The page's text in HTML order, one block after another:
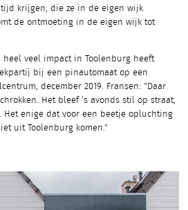
krijgen, die ze in de eigen wijk
de ontmoeting in de eigen wijk tot
heel veel impact in Toolenburg heeft
bij een pinautomaat op een
december 2019. Fransen: "Daar
Het bleef ’s avonds stil op straat,
Het enige dat voor een beetje opluchting
uit Toolenburg komen."